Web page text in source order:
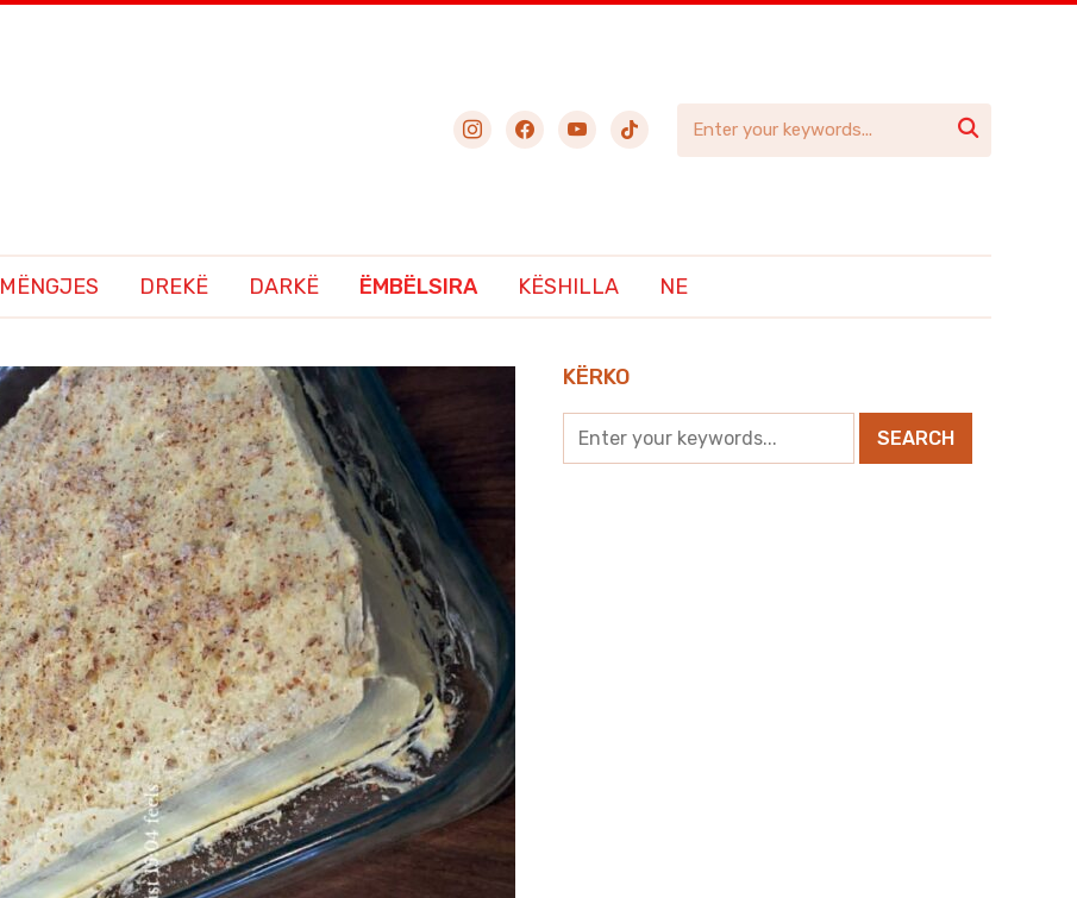
instagramfacebookyoutubetiktok 
MËNGJES DREKË DARKË ËMBËLSIRA KËSHILLA NE
KËRKO